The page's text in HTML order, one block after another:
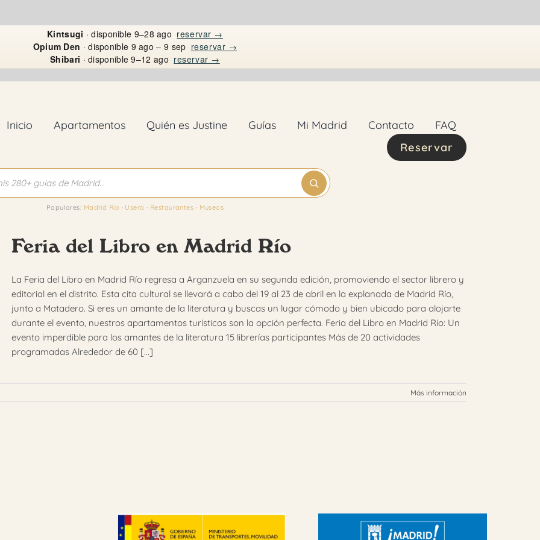
Kintsugi · disponible 9–28 ago reservar →
Opium Den · disponible 9 ago – 9 sep reservar →
Shibari · disponible 9–12 ago reservar →
Inicio Apartamentos Quién es Justine Guías Mi Madrid Contacto
FAQ
Reservar
Populares: Madrid Rio · Usera · Restaurantes · Museos
Feria del Libro en Madrid Río
La Feria del Libro en Madrid Río regresa a Arganzuela en su segunda edición, promoviendo el sector librero y
editorial en el distrito. Esta cita cultural se llevará a cabo del 19 al 23 de abril en la explanada de Madrid Río,
junto a Matadero. Si eres un amante de la literatura y buscas un lugar cómodo y bien ubicado para alojarte
durante el evento, nuestros apartamentos turísticos son la opción perfecta. Feria del Libro en Madrid Río: Un
evento imperdible para los amantes de la literatura 15 librerías participantes Más de 20 actividades
programadas Alrededor de 60 [...]
Más información